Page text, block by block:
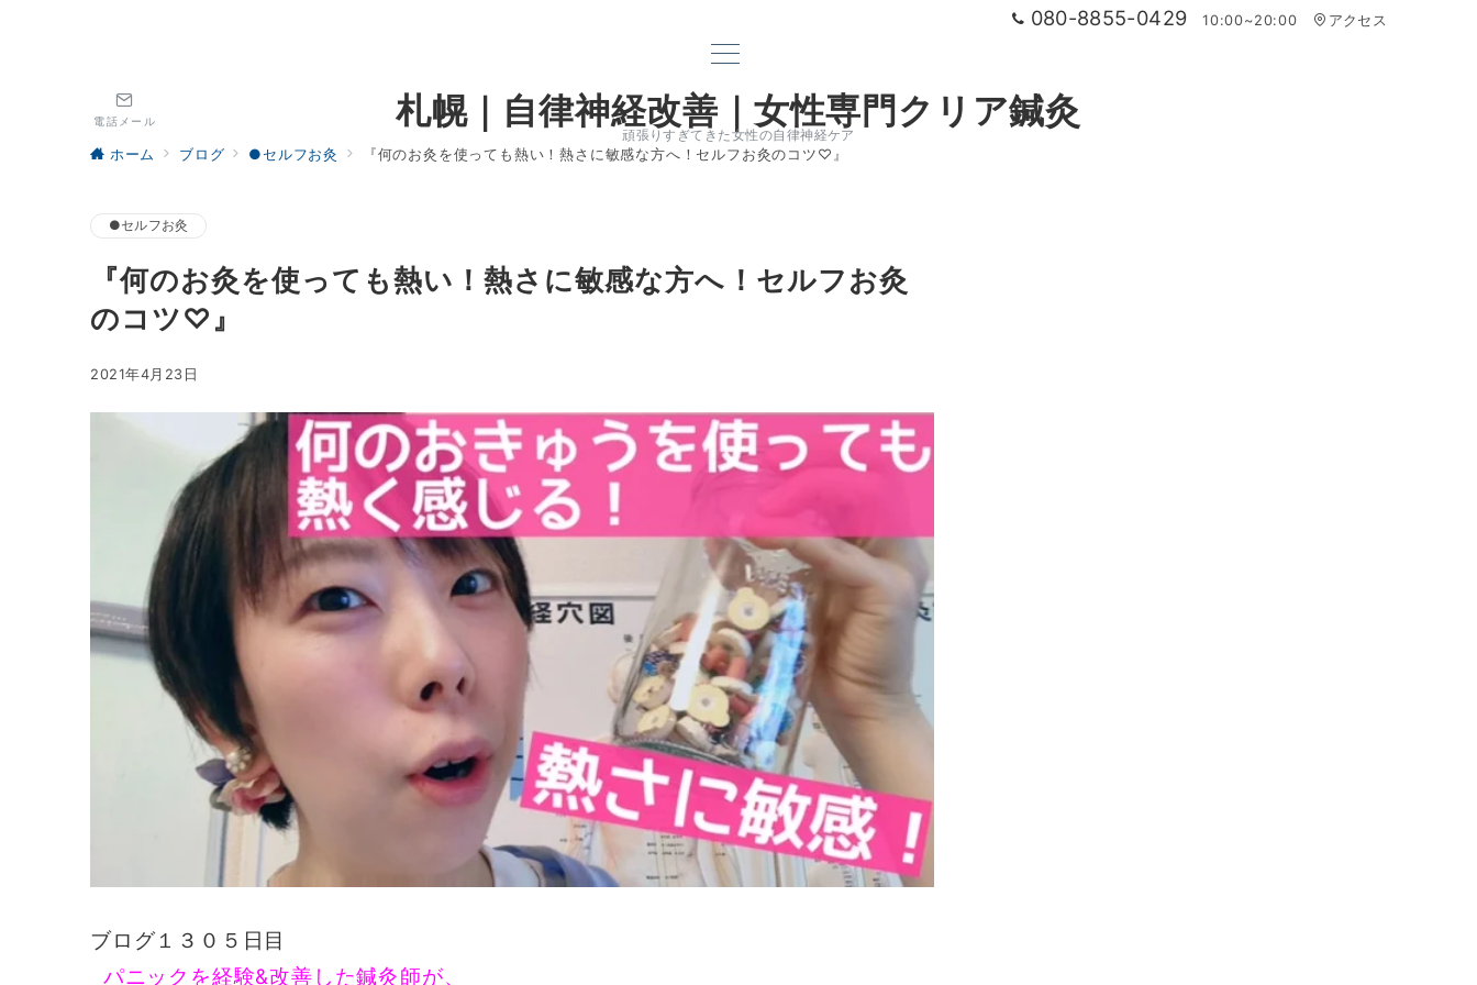
080-8855-0429 10:00~20:00 アクセス
札幌｜自律神経改善｜女性専門クリア鍼灸
頑張りすぎてきた女性の自律神経ケア
電話メール
ホーム ブログ ●セルフお灸 『何のお灸を使っても熱い！熱さに敏感な方へ！セルフお灸のコツ♡』
●セルフお灸
『何のお灸を使っても熱い！熱さに敏感な方へ！セルフお灸
のコツ♡』
2021年4月23日
ブログ１３０５日目
パニックを経験&改善した鍼灸師が、
電話
080-8855-0429